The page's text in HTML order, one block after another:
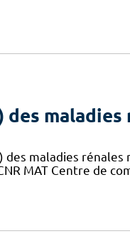
maladies
maladies rénales
MAT Centre de